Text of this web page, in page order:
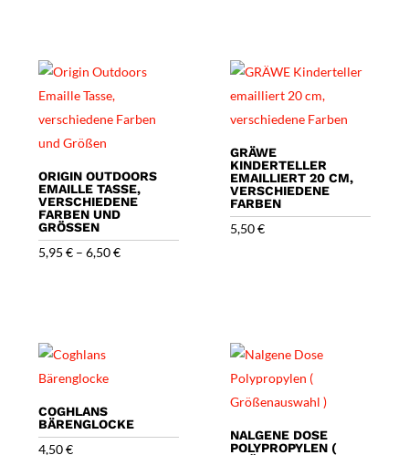
ORIGIN OUTDOORS
EMAILLE TASSE,
VERSCHIEDENE
FARBEN UND
GRÖSSEN
5,95€ –6,50€
GRÄWE
KINDERTELLER
EMAILLIERT 20 CM,
VERSCHIEDENE
FARBEN
5,50€
COGHLANS
BÄRENGLOCKE
4,50€
NALGENE DOSE
POLYPROPYLEN (